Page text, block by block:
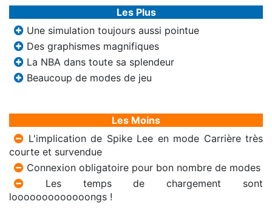
Les Plus
Une simulation toujours aussi pointue
Des graphismes magnifiques
La NBA dans toute sa splendeur
Beaucoup de modes de jeu
Les Moins
L'implication de Spike Lee en mode Carrière très
courte et survendue
Connexion obligatoire pour bon nombre de modes
Les temps de chargement sont
looooooooooooongs !